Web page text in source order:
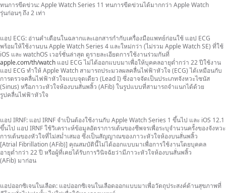
ทนการขีดข่วน:Apple Watch Series 11 ทนการขีดข่วนได้มากกว่า Apple Watch
รุ่นก่อนๆ ถึง 2 เท่า
แอป ECG:อ่านคำเตือนในฉลากและเอกสารกำกับเครื่องมือแพทย์ก่อนใช้ แอป ECG
พร้อมให้ใช้งานบน Apple Watch Series 4 และใหม่กว่า (ไม่รวม Apple Watch SE) ที่ใช้
iOS และ watchOS เวอร์ชั่นล่าสุด ดูรายละเอียดการใช้งานร่วมกันที่
apple.com/th/watch แอป ECG ไม่ได้ออกแบบมาเพื่อให้บุคคลอายุต่ำกว่า 22 ปีใช้งาน
แอป ECG ทำให้ Apple Watch สามารถประมวลผลคลื่นไฟฟ้าหัวใจ (ECG)ได้เหมือนกับ
การตรวจคลื่นไฟฟ้าหัวใจแบบจุดเดียว (Lead I) ซึ่งอาจจัดเป็นประเภทจังหวะไซนัส
(Sinus) หรือภาวะหัวใจห้องบนสั่นพลิ้ว (AFib) ในรูปแบบที่สามารถจำแนกได้ด้วย
รูปคลื่นไฟฟ้าหัวใจ
แอป IRNF: แอป IRNF จำเป็นต้องใช้งานกับ Apple Watch Series 1 ขึ้นไป และ iOS 12.1
ขึ้นไป แอป IRNF ใช้วิเคราะห์ข้อมูลอัตราการเต้นของชีพจรเพื่อระบุจำนวนครั้งของจังหวะ
การเต้นของหัวใจที่ไม่สม่ำเสมอ ซึ่งเป็นสัญญาณของภาวะหัวใจห้องบนสั่นพลิ้ว
[Atrial Fibrillation (AFib)] คุณสมบัตินี้ไม่ได้ออกแบบมาเพื่อการใช้งานโดยบุคคล
อายุต่ำกว่า 22 ปี หรือผู้ที่เคยได้รับการวินิจฉัยว่ามีภาวะหัวใจห้องบนสั่นพลิ้ว
(AFib) มาก่อน
แอปออกซิเจนในเลือด: แอปออกซิเจนในเลือดออกแบบมาเพื่อวัตถุประสงค์ด้านสุขภาพที่